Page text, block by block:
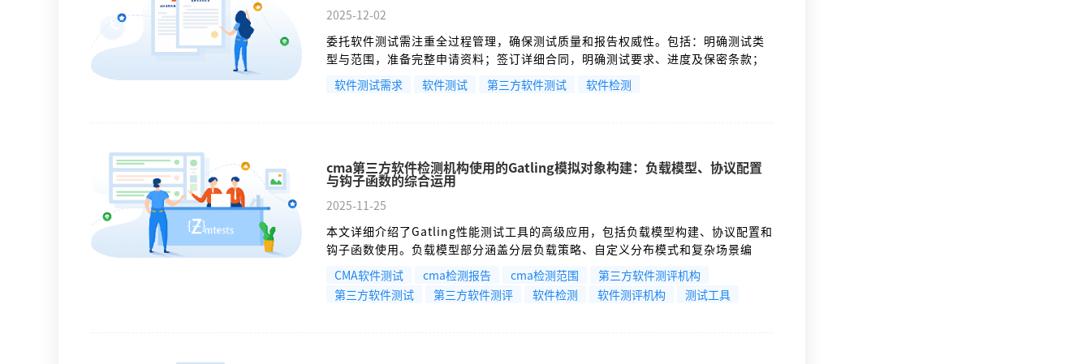
2025-12-02
委托软件测试需注重全过程管理，确保测试质量和报告权威性。包括：明确测试类
型与范围，准备完整申请资料；签订详细合同，明确测试要求、进度及保密条款；
建立有效沟通机制，监控测试过程，参与方案评审和缺陷确认；严格审核最后的报
告，保证内容准确并加盖资质签章；做好资料归档。委托方需全程参与，与测评机
软件测试需求 软件测试 第三方软件测试 软件检测
cma第三方软件检测机构使用的Gatling模拟对象构建：负载模型、协议配置
与钩子函数的综合运用
2025-11-25
本文详细介绍了Gatling性能测试工具的高级应用，包括负载模型构建、协议配置和
钩子函数使用。负载模型部分涵盖分层负载策略、自定义分布模式和复杂场景编
排；协议配置涉及HTTP/WebSocket的高级参数设置；钩子函数部分展示了全局、
场景和请求级别的生命周期管理。文章通过完整的配置示例，演示了如何构建专业
化的性能测试模拟，满足企业级应用的复杂测试需求，包括连接池优化、SSL配
CMA软件测试 cma检测报告 cma检测范围
第三方软件测评机构
第三方软件测试
第三方软件测评 软件检测 软件测评机构 测试工具